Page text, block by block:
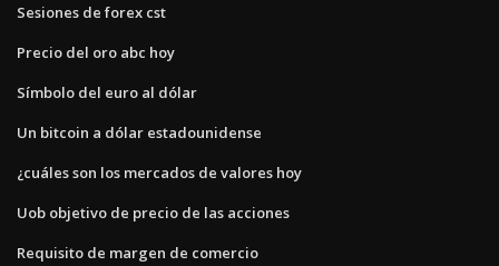
Sesiones de forex cst
Precio del oro abc hoy
Símbolo del euro al dólar
Un bitcoin a dólar estadounidense
¿cuáles son los mercados de valores hoy
Uob objetivo de precio de las acciones
Requisito de margen de comercio